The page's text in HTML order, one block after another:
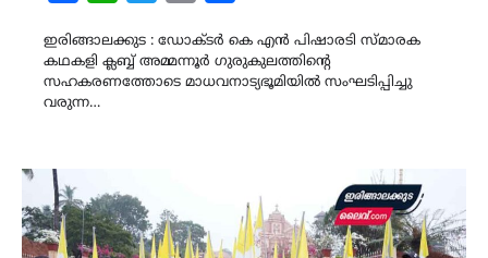
ഇരിങ്ങാലക്കുട : ഡോക്ടർ കെ എൻ പിഷാരടി സ്മാരക
കഥകളി ക്ലബ്ബ് അമ്മന്നൂർ ഗുരുകുലത്തിൻ്റെ
സഹകരണത്തോടെ മാധവനാട്യഭൂമിയിൽ സംഘടിപ്പിച്ചു
വരുന്ന…